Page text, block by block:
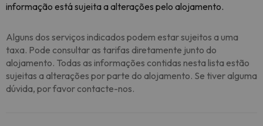
informação está sujeita a alterações pelo alojamento.
Alguns dos serviços indicados podem estar sujeitos a uma
taxa. Pode consultar as tarifas diretamente junto do
alojamento. Todas as informações contidas nesta lista estão
sujeitas a alterações por parte do alojamento. Se tiver alguma
dúvida, por favor contacte-nos.